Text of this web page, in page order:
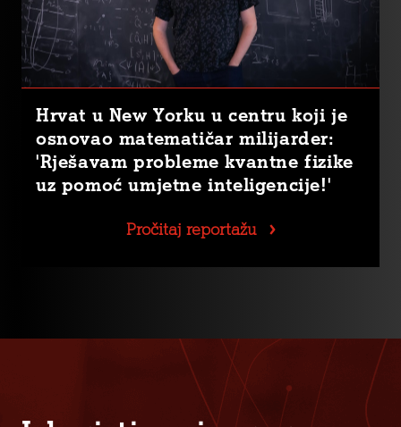
Hrvat u New Yorku u centru koji je
osnovao matematičar milijarder:
'Rješavam probleme kvantne fizike
uz pomoć umjetne inteligencije!'
Pročitaj reportažu